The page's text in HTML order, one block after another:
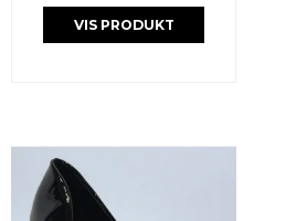
VIS PRODUKT